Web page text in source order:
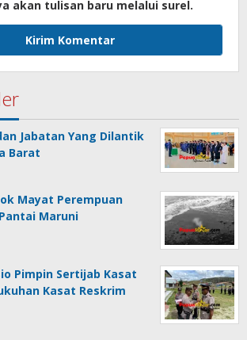
akan tulisan baru melalui surel.
Jabatan Yang Dilantik
Barat
Mayat Perempuan
Maruni
Pimpin Sertijab Kasat
Kasat Reskrim